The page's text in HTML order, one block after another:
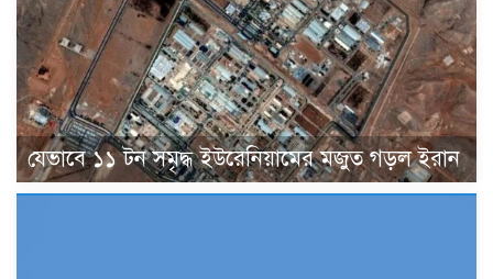
যেভাবে ১১ টন সমৃদ্ধ ইউরেনিয়ামের মজুত গড়ল ইরান